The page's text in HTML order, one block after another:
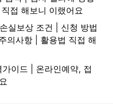
접 해보니 이랬어요
실보상 조건 | 신청 방법
의사항 | 활용법 직접 해
이드 | 온라인예약, 접